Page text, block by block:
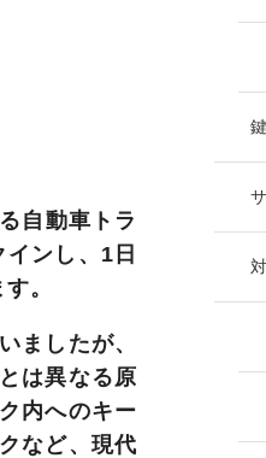
自動車トラ
ンし、 1日
。
ましたが、
は異なる原
内へのキー
など、 現代